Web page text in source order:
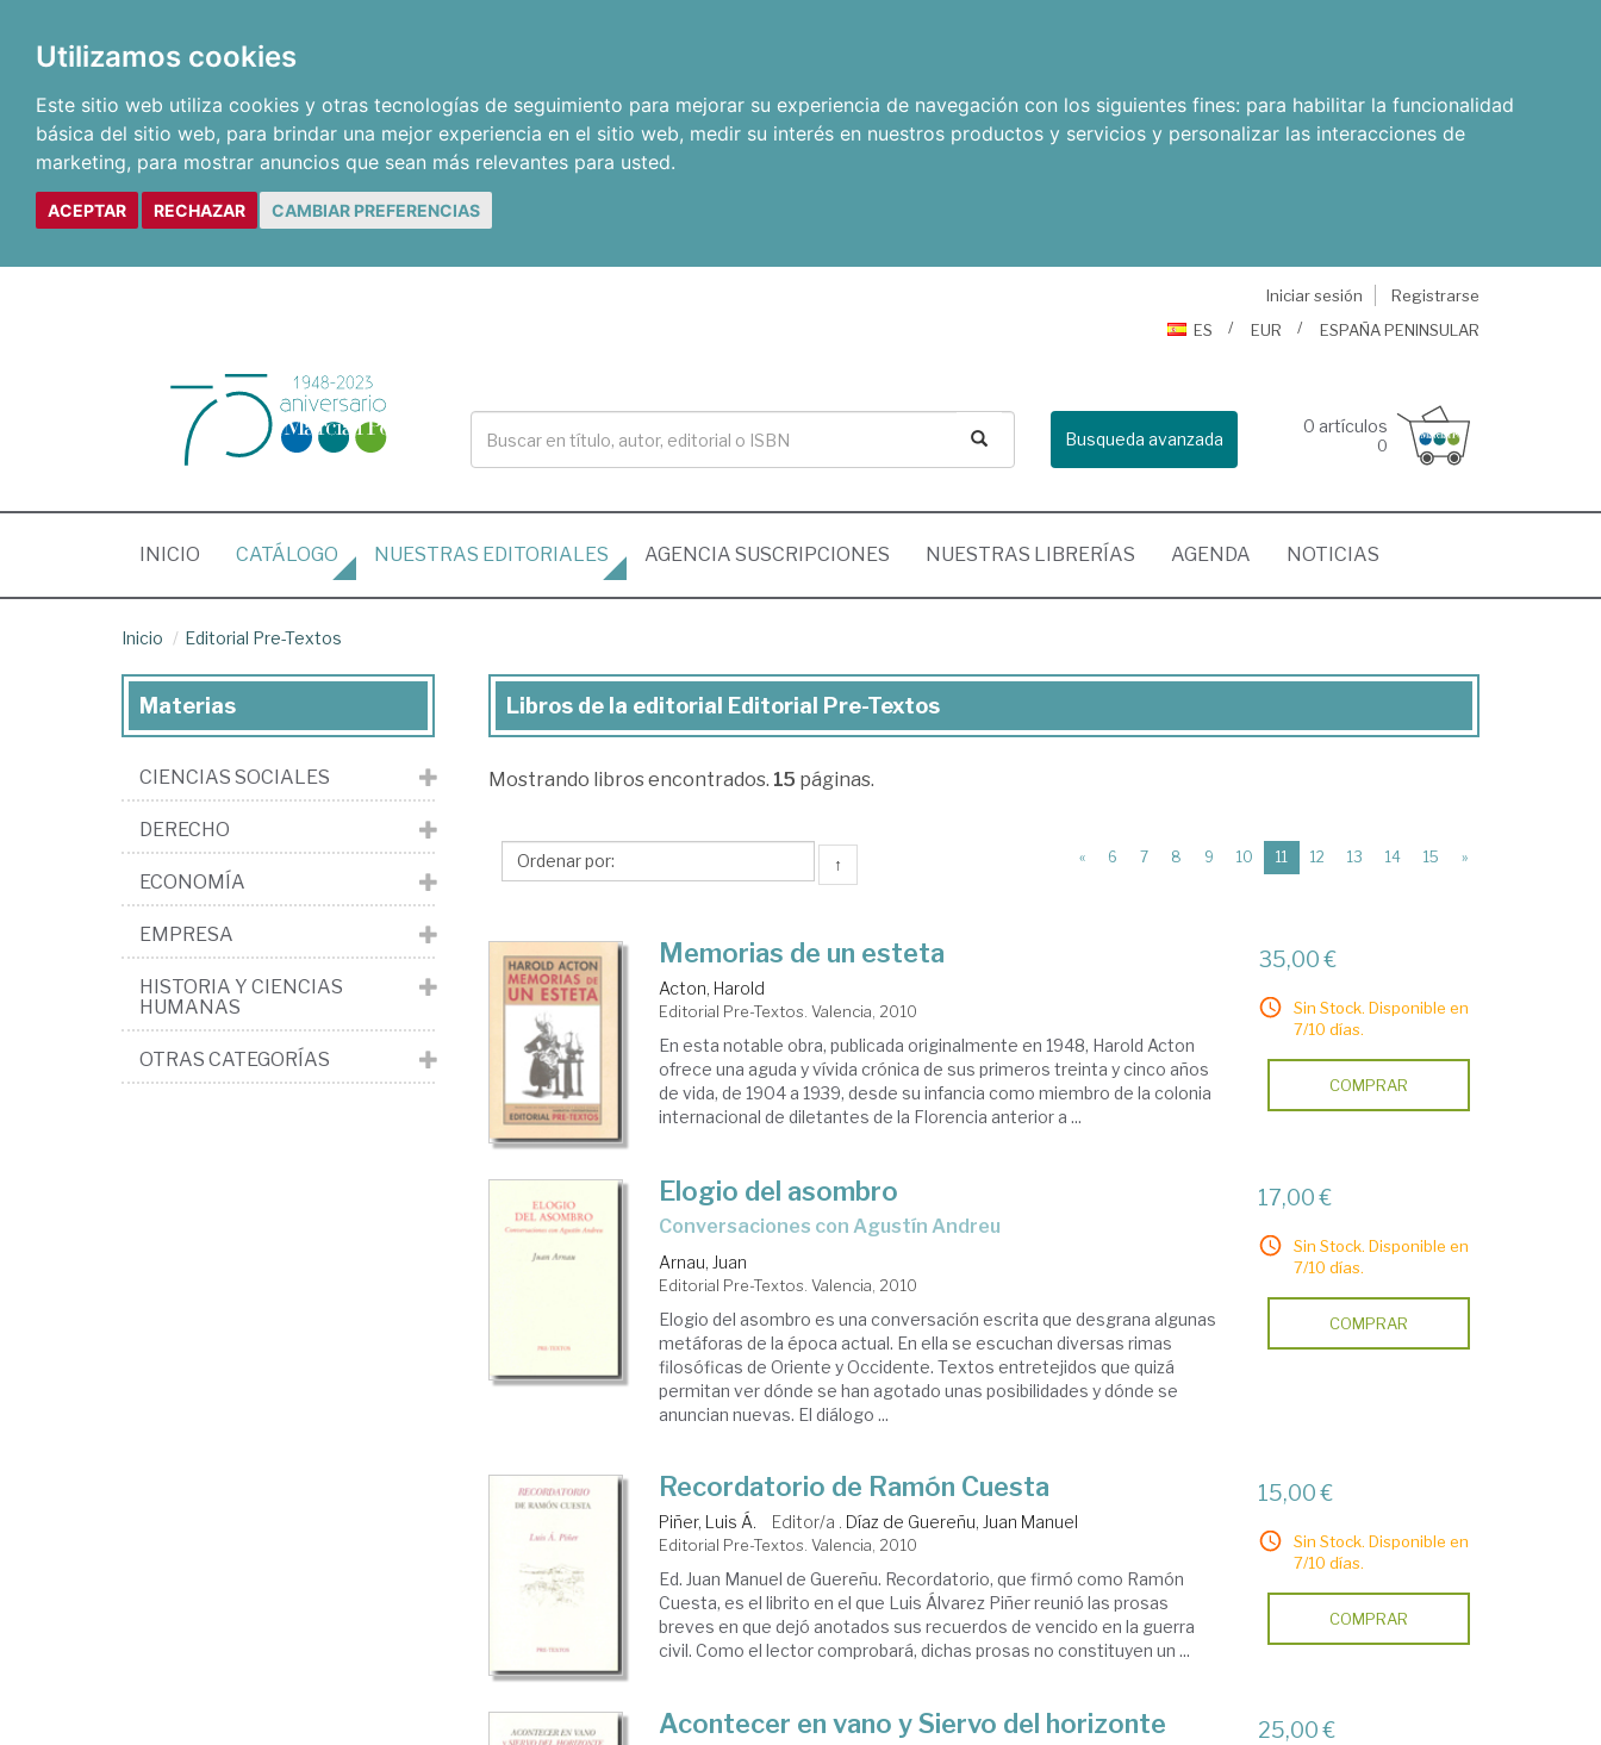
Utilizamos cookies
Este sitio web utiliza cookies y otras tecnologías de seguimiento para mejorar su experiencia de navegación con los siguientes fines: para habilitar la funcionalidad
básica del sitio web, para brindar una mejor experiencia en el sitio web, medir su interés en nuestros productos y servicios y personalizar las interacciones de
marketing, para mostrar anuncios que sean más relevantes para usted.
ACEPTAR RECHAZAR CAMBIAR PREFERENCIAS
Iniciar sesión
Registrarse
ES
EUR ESPAÑA PENINSULAR
Busqueda avanzada
0 artículos
0
INICIO (CURRENT)
CATÁLOGO NUESTRAS EDITORIALES AGENCIA SUSCRIPCIONES NUESTRAS LIBRERÍAS AGENDA NOTICIAS
Inicio Editorial Pre-Textos
Libros
la
Editorial
Textos
Libros de la editorial Editorial Pre-Textos
Mostrando libros encontrados. 15 páginas.
↑ « 6 7 8 9 10 11 (current)
12 13 14 15 »
Memorias de un esteta
Acton, Harold
Editorial Pre-Textos. Valencia, 2010
En esta notable obra, publicada originalmente en 1948, Harold Acton
ofrece una aguda y vívida crónica de sus primeros treinta y cinco años
de vida, de 1904 a 1939, desde su infancia como miembro de la colonia
internacional de diletantes de la Florencia anterior a ...
35,00 €
Sin Stock. Disponible en
7/10 días.
COMPRAR
Elogio del asombro
conversaciones con Agustín Andreu
Arnau, Juan
Editorial Pre-Textos. Valencia, 2010
Elogio del asombro es una conversación escrita que desgrana algunas
metáforas de la época actual. En ella se escuchan diversas rimas
filosóficas de Oriente y Occidente. Textos entretejidos que quizá
permitan ver dónde se han agotado unas posibilidades y dónde se
anuncian nuevas. El diálogo ...
17,00 €
Sin Stock. Disponible en
7/10 días.
COMPRAR
Recordatorio de Ramón Cuesta
Piñer, Luis Á. Editor/a . Díaz de Guereñu, Juan Manuel
Editorial Pre-Textos. Valencia, 2010
Ed. Juan Manuel de Guereñu. Recordatorio, que firmó como Ramón
Cuesta, es el librito en el que Luis Álvarez Piñer reunió las prosas
breves en que dejó anotados sus recuerdos de vencido en la guerra
civil. Como el lector comprobará, dichas prosas no constituyen un ...
15,00 €
Sin Stock. Disponible en
7/10 días.
COMPRAR
Acontecer en vano y Siervo del horizonte 25,00 €
Materias
CIENCIAS SOCIALES
DERECHO
ECONOMÍA
EMPRESA
HISTORIA Y CIENCIAS
HUMANAS
OTRAS CATEGORÍAS